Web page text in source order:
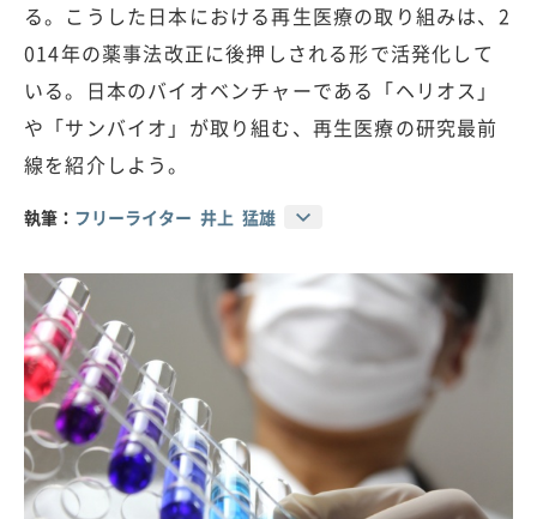
る。こうした日本における再生医療の取り組みは、2
014年の薬事法改正に後押しされる形で活発化して
いる。日本のバイオベンチャーである「ヘリオス」
や「サンバイオ」が取り組む、再生医療の研究最前
線を紹介しよう。
執筆： フリーライター 井上 猛雄